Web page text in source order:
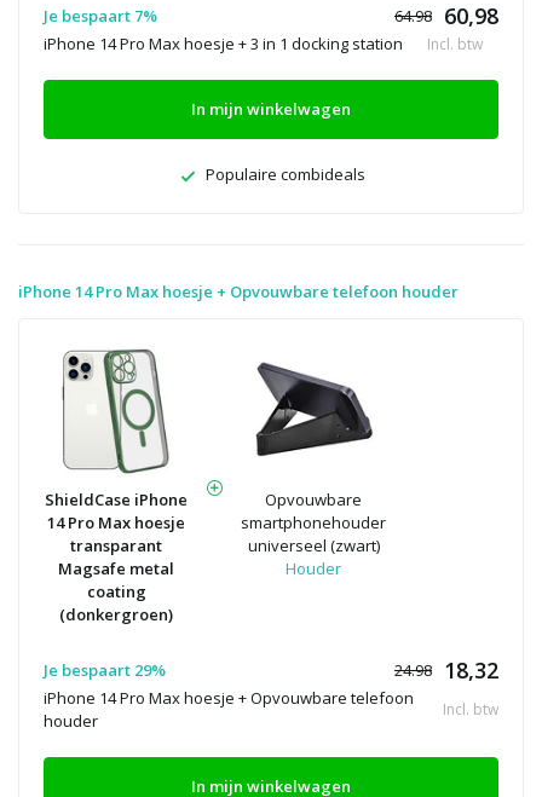
Je bespaart 7% 64.98 60,98
iPhone 14 Pro Max hoesje + 3 in 1 docking station Incl. btw
In mijn winkelwagen
Populaire combideals
iPhone 14 Pro Max hoesje + Opvouwbare telefoon houder
ShieldCase iPhone
14 Pro Max hoesje
transparant
Magsafe metal
coating
(donkergroen)
Opvouwbare
smartphonehouder
universeel (zwart)
Houder
Je bespaart 29% 24.98 18,32
iPhone 14 Pro Max hoesje + Opvouwbare telefoon
houder
Incl. btw
In mijn winkelwagen